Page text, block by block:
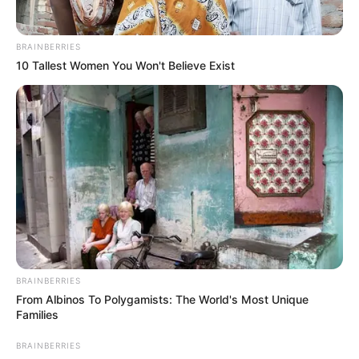
ACTIVAR AHORA
TEMAS DESTACADOS
EMERGENCIAS POR LLUVIAS
METRO DE MEDELLÍN
ELECCIONES PRESIDENCIALES
MARINILLA - ANTIOQUIA
EPM
YONDÓ - ANTIOQUIA
RIONEGRO
BRAINBERRIES
10 Tallest Women You Won't Believe Exist
BRAINBERRIES
From Albinos To Polygamists: The World's Most Unique
Families
BRAINBERRIES